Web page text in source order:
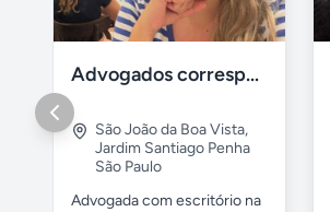
Advogados correspondentes
São João da Boa Vista,
Jardim Santiago Penha
São Paulo
Advogada com escritório na